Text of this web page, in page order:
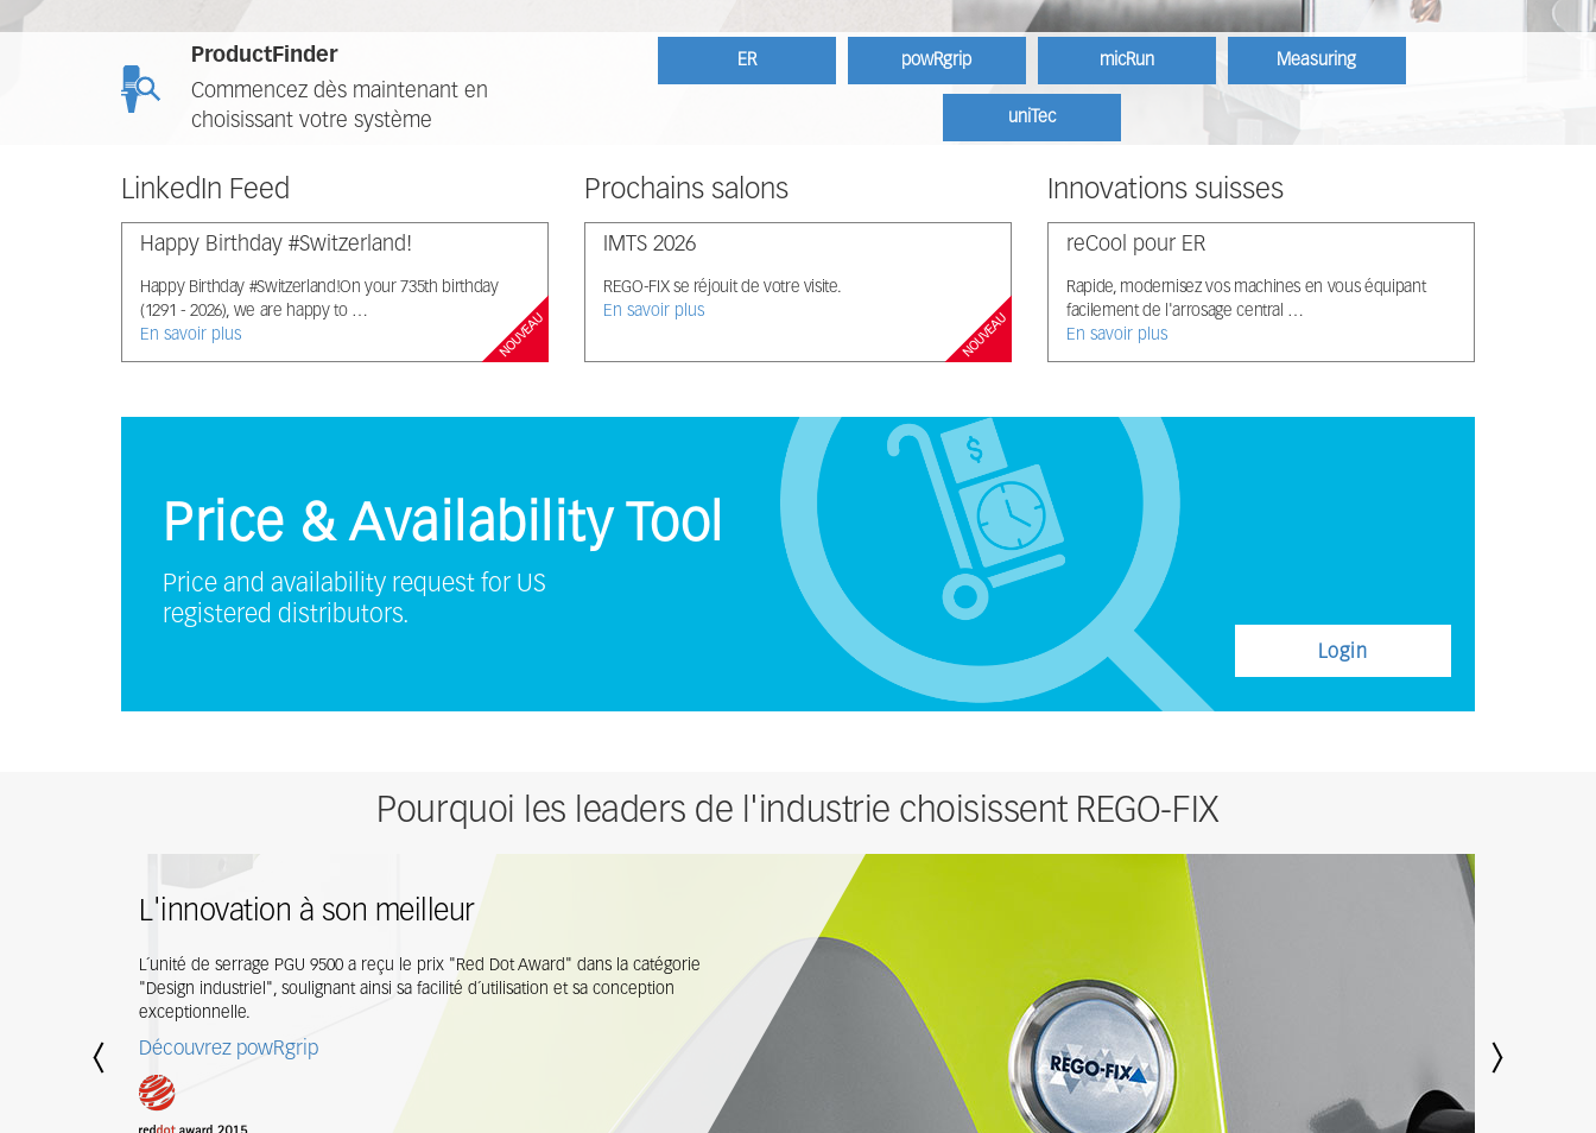
ProductFinder
Commencez dès maintenant en
choisissant votre système
ER powRgrip micRun Measuring
uniTec
LinkedIn Feed
Happy Birthday #Switzerland!
Happy Birthday #Switzerland!On your 735th birthday
(1291 - 2026), we are happy to …
En savoir plus
NOUVEAU
Prochains salons
IMTS 2026
REGO-FIX se réjouit de votre visite.
En savoir plus
NOUVEAU
Innovations suisses
reCool pour ER
Rapide, modernisez vos machines en vous équipant
facilement de l'arrosage central …
En savoir plus
Price & Availability Tool
Price and availability request for US
registered distributors.
Login
Pourquoi les leaders de l'industrie choisissent REGO-FIX
L'innovation à son meilleur
L´unité de serrage PGU 9500 a reçu le prix "Red Dot Award" dans la catégorie
"Design industriel", soulignant ainsi sa facilité d´utilisation et sa conception
exceptionnelle.
Découvrez powRgrip
Previous